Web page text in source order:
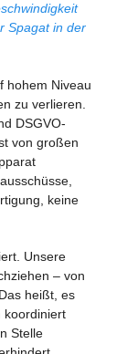
Spagat in der
hohem Niveau
zu verlieren.
DSGVO-
von großen
keine
Unsere
– von
heißt, es
koordiniert
Stelle